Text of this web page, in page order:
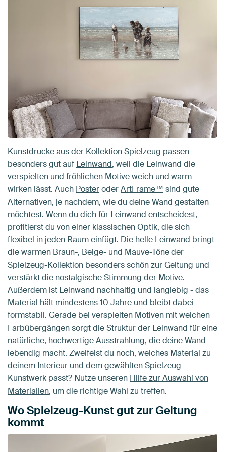
Kunstdrucke aus der Kollektion Spielzeug passen
besonders gut auf Leinwand, weil die Leinwand die
verspielten und fröhlichen Motive weich und warm
wirken lässt. Auch PosteroderArtFrame™ sind gute
Alternativen, je nachdem, wie du deine Wand gestalten
möchtest. Wenn du dich für Leinwand entscheidest,
profitierst du von einer klassischen Optik, die sich
flexibel in jeden Raum einfügt. Die helle Leinwand bringt
die warmen Braun-, Beige- und Mauve-Töne der
Spielzeug-Kollektion besonders schön zur Geltung und
verstärkt die nostalgische Stimmung der Motive.
Außerdem ist Leinwand nachhaltig und langlebig - das
Material hält mindestens 10 Jahre und bleibt dabei
formstabil. Gerade bei verspielten Motiven mit weichen
Farbübergängen sorgt die Struktur der Leinwand für eine
natürliche, hochwertige Ausstrahlung, die deine Wand
lebendig macht. Zweifelst du noch, welches Material zu
deinem Interieur und dem gewählten Spielzeug-
Kunstwerk passt? Nutze unseren Hilfe zur Auswahl von
Materialien, um die richtige Wahl zu treffen.
Wo Spielzeug-Kunst gut zur Geltung
kommt